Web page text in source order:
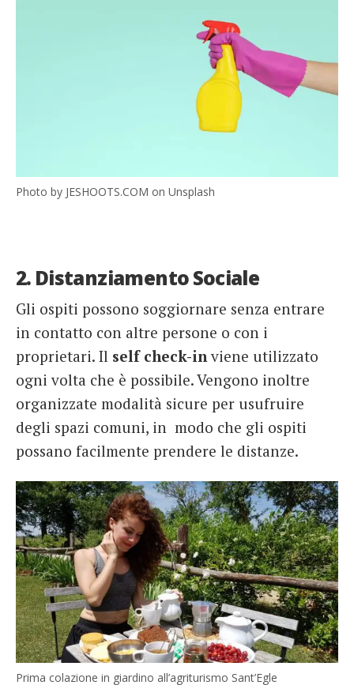
Photo by JESHOOTS.COM on Unsplash
2. Distanziamento Sociale
Gli ospiti possono soggiornare senza entrare
in contatto con altre persone o con i
proprietari. Il self check-in viene utilizzato
ogni volta che è possibile. Vengono inoltre
organizzate modalità sicure per usufruire
degli spazi comuni, in modo che gli ospiti
possano facilmente prendere le distanze.
Prima colazione in giardino all’agriturismo Sant’Egle